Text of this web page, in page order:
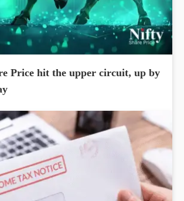
Price hit the upper circuit, up by